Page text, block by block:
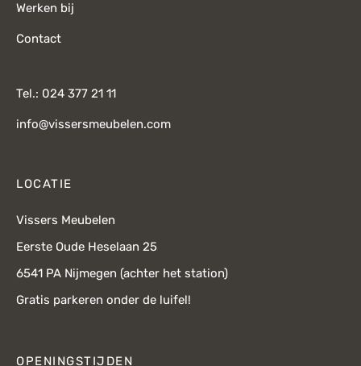
Werken bij
Contact
Tel.: 024 377 21 11
info@vissersmeubelen.com
LOCATIE
Vissers Meubelen
Eerste Oude Heselaan 25
6541 PA Nijmegen (achter het station)
Gratis parkeren onder de luifel!
OPENINGSTIJDEN